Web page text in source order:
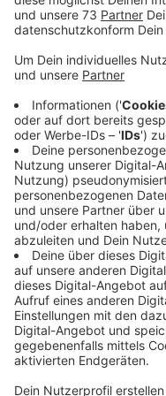
Podcast erstellt, zum
Veröffentlicht:
Seit Mitte Januar
Gesamtschule für ein
"Liebe, Partnerschaft
einen gemeinsamen
das hat geklappt.
Hier gibt es ihn zum
Anzeige